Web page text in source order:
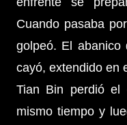
Cuando pasaba
golpeó. El
cayó, extendido en
Tian Bin perdió el
mismo tiempo y